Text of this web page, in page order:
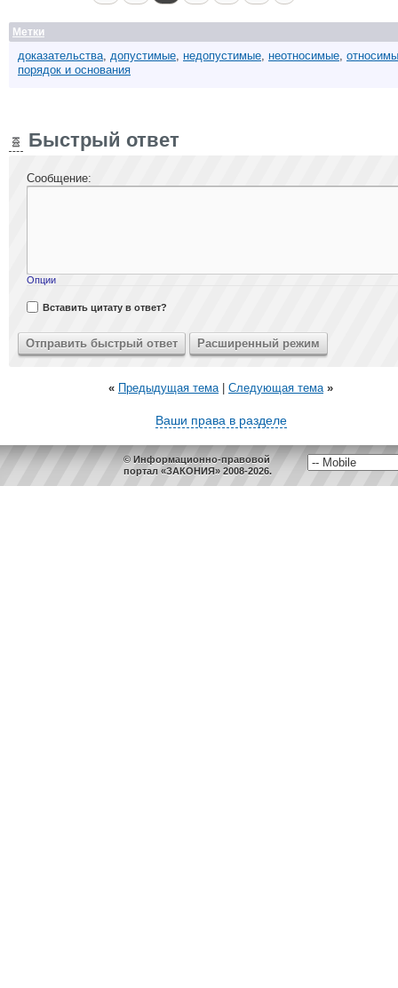
Метки
доказательства, допустимые, недопустимые, неотносимые,
порядок и основания
Быстрый ответ
Сообщение:
Опции
Вставить цитату в ответ?
« Предыдущая тема| Следующая тема »
Ваши права в разделе
© Информационно-правовой
портал «ЗАКОНИЯ» 2008-2026.